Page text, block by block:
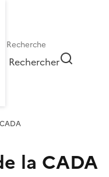
Rechercher
la CADA